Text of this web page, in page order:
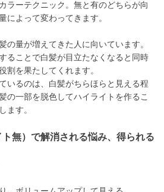
ラーテクニック。無と有のどちらが向
によって変わってきます。
の量が増えてきた人に向いています。
ることで白髪が目立たなくなると同時
割を果たしてくれます。
いるのは、白髪がちらほらと見える程
の一部を脱色してハイライトを作るこ
ます。
無）で解消される悩み、得られる